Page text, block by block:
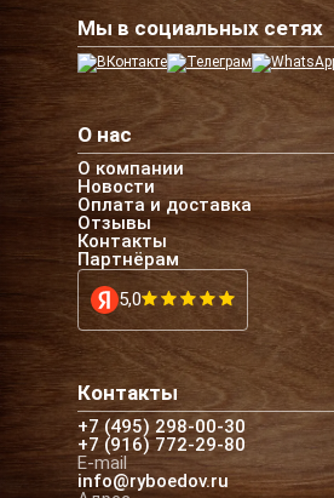
Мы в социальных сетях
О нас
О компании
Новости
Оплата и доставка
Отзывы
Контакты
Партнёрам
5,0
Контакты
+7 (495) 298-00-30
+7 (916) 772-29-80
E-mail
info@ryboedov.ru